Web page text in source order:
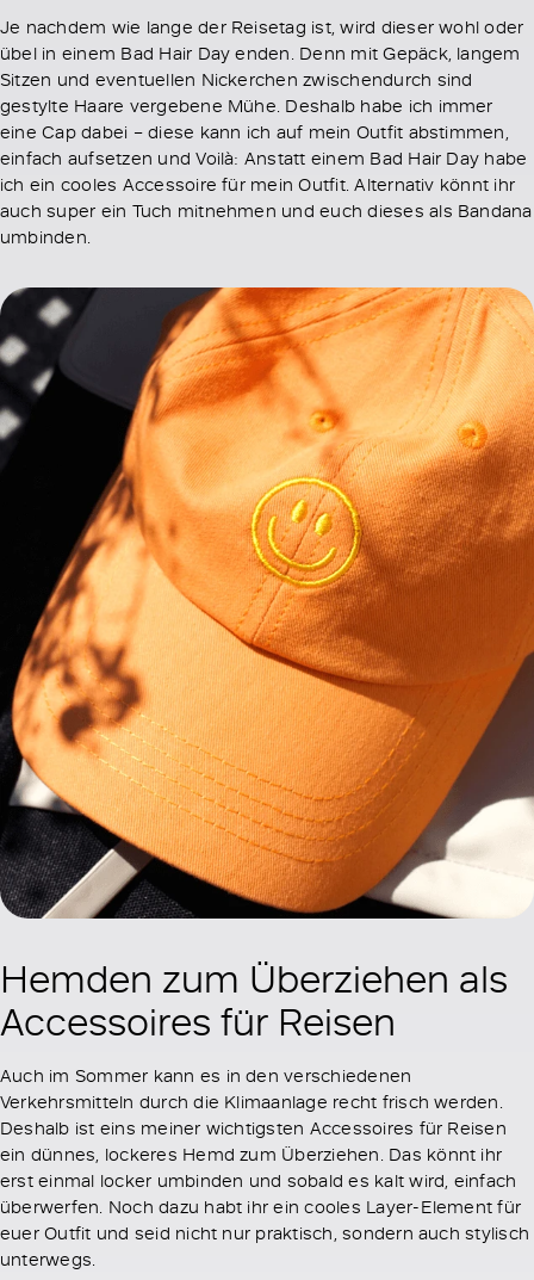
Je nachdem wie lange der Reisetag ist, wird dieser wohl oder
übel in einem Bad Hair Day enden. Denn mit Gepäck, langem
Sitzen und eventuellen Nickerchen zwischendurch sind
gestylte Haare vergebene Mühe. Deshalb habe ich immer
eine Cap dabei – diese kann ich auf mein Outfit abstimmen,
einfach aufsetzen und Voilà: Anstatt einem Bad Hair Day habe
ich ein cooles Accessoire für mein Outfit. Alternativ könnt ihr
auch super ein Tuch mitnehmen und euch dieses als Bandana
umbinden.
Hemden zum Überziehen als
Accessoires für Reisen
Auch im Sommer kann es in den verschiedenen
Verkehrsmitteln durch die Klimaanlage recht frisch werden.
Deshalb ist eins meiner wichtigsten Accessoires für Reisen
ein dünnes, lockeres Hemd zum Überziehen. Das könnt ihr
erst einmal locker umbinden und sobald es kalt wird, einfach
überwerfen. Noch dazu habt ihr ein cooles Layer-Element für
euer Outfit und seid nicht nur praktisch, sondern auch stylisch
unterwegs.